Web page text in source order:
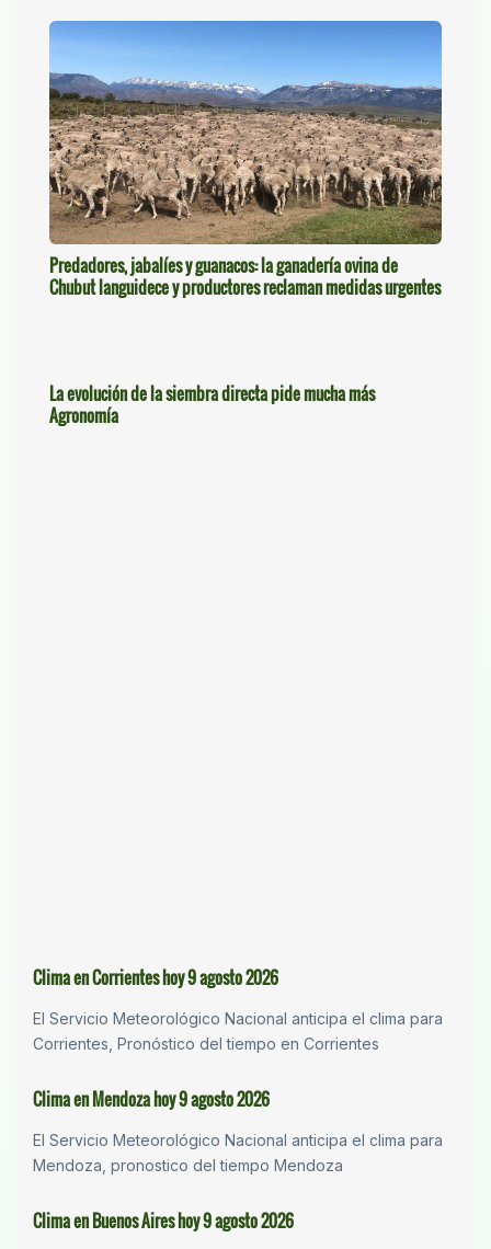
Predadores, jabalíes y guanacos: la ganadería ovina de
Chubut languidece y productores reclaman medidas urgentes
La evolución de la siembra directa pide mucha más
Agronomía
Clima en Corrientes hoy 9 agosto 2026
El Servicio Meteorológico Nacional anticipa el clima para
Corrientes, Pronóstico del tiempo en Corrientes
Clima en Mendoza hoy 9 agosto 2026
El Servicio Meteorológico Nacional anticipa el clima para
Mendoza, pronostico del tiempo Mendoza
Clima en Buenos Aires hoy 9 agosto 2026